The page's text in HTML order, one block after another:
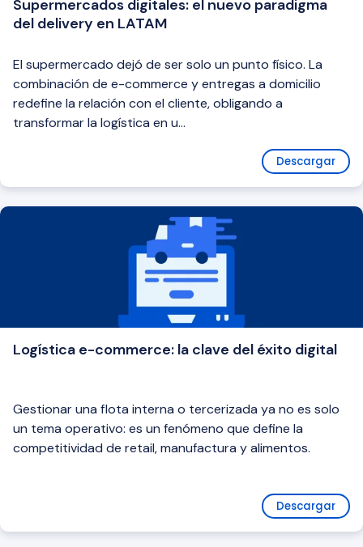
Supermercados digitales: el nuevo paradigma
del delivery en LATAM
El supermercado dejó de ser solo un punto físico. La
combinación de e-commerce y entregas a domicilio
redefine la relación con el cliente, obligando a
transformar la logística en u...
Descargar
Logística e-commerce: la clave del éxito digital
Gestionar una flota interna o tercerizada ya no es solo
un tema operativo: es un fenómeno que define la
competitividad de retail, manufactura y alimentos.
Descargar